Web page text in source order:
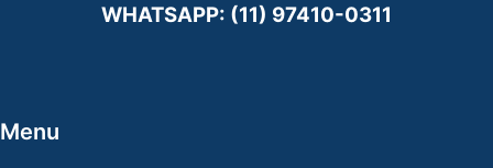
WHATSAPP: (11) 97410-0311
Menu